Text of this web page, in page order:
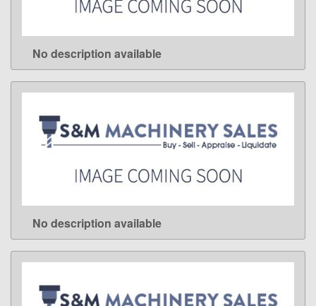
LEARN MORE
No description available
LEARN MORE
No description available